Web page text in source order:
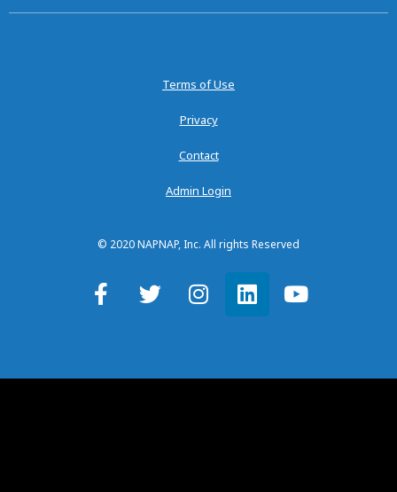
Terms of Use
Privacy
Contact
Admin Login
© 2020 NAPNAP, Inc. All rights Reserved